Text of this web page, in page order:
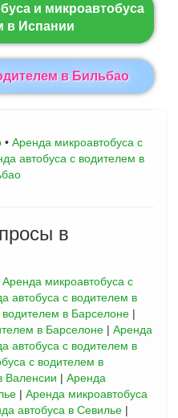
и микроавтобуса
в Испании
в Бильбао
• Aренда микроавтобуса с
автобуса с водителем в
в
Аренда микроавтобуса с
автобуса с водителем в
в Барселоне |
в Барселоне | Аренда
автобуса с водителем в
с водителем в
Валенсии | Аренда
| Аренда микроавтобуса
автобуса в Севилье |